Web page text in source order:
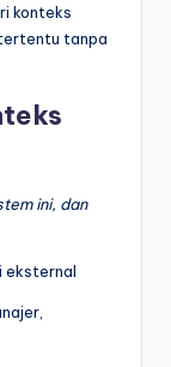
konteks
tanpa
ini, dan
eksternal